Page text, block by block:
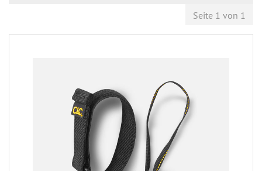
Seite 1 von 1